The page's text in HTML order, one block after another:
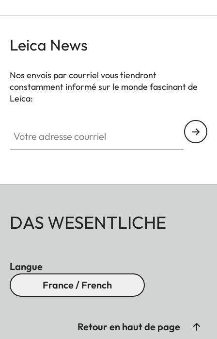
Leica News
Nos envois par courriel vous tiendront
constamment informé sur le monde fascinant de
Leica:
DAS WESENTLICHE
Langue
France / French
Retour en haut de page